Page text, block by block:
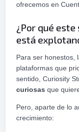
ofrecemos en
¿Por qué
está
Para ser honestos,
plataformas que
sentido, Curiosity
curiosas que
Pero, aparte de lo
crecimiento: